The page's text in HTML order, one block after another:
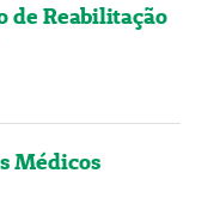
de Reabilitação
Médicos